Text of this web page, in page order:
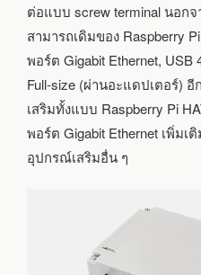
ต่อแบบ screw terminal นอก
สามารถเดิมของ Raspberry
พอร์ต Gigabit Ethernet,
Full-size (ผ่านอะแดปเตอร์)
เสริมทั้งแบบ Raspberry Pi
พอร์ต Gigabit Ethernet เพิ่มเ
อุปกรณ์เสริมอื่น ๆ